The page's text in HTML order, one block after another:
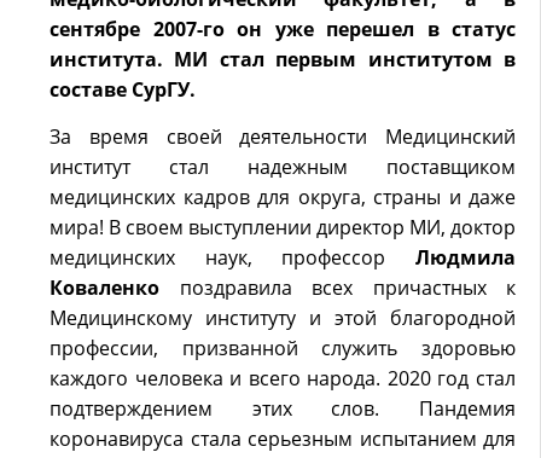
сентябре 2007-го он уже перешел в статус
института. МИ стал первым институтом в
составе СурГУ.
За время своей деятельности Медицинский
институт стал надежным поставщиком
медицинских кадров для округа, страны и даже
мира! В своем выступлении директор МИ, доктор
медицинских наук, профессор Людмила
Коваленко поздравила всех причастных к
Медицинскому институту и этой благородной
профессии, призванной служить здоровью
каждого человека и всего народа. 2020 год стал
подтверждением этих слов. Пандемия
коронавируса стала серьезным испытанием для